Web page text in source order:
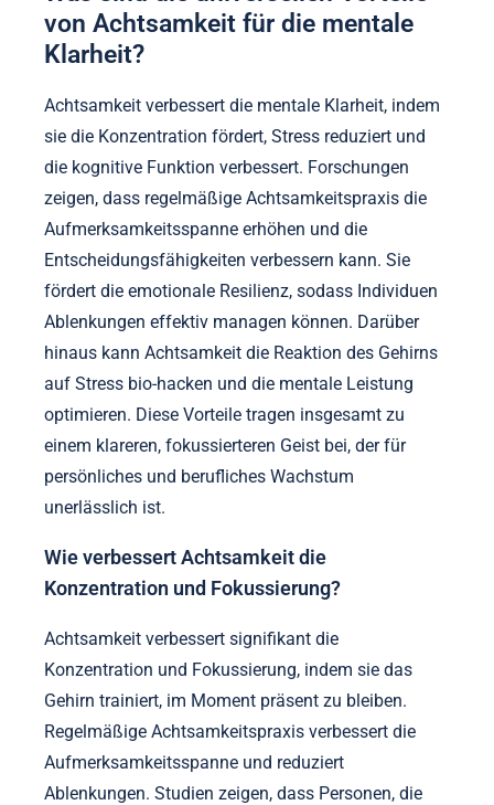
von Achtsamkeit für die mentale
Klarheit?
Achtsamkeit verbessert die mentale Klarheit, indem
sie die Konzentration fördert, Stress reduziert und
die kognitive Funktion verbessert. Forschungen
zeigen, dass regelmäßige Achtsamkeitspraxis die
Aufmerksamkeitsspanne erhöhen und die
Entscheidungsfähigkeiten verbessern kann. Sie
fördert die emotionale Resilienz, sodass Individuen
Ablenkungen effektiv managen können. Darüber
hinaus kann Achtsamkeit die Reaktion des Gehirns
auf Stress bio-hacken und die mentale Leistung
optimieren. Diese Vorteile tragen insgesamt zu
einem klareren, fokussierteren Geist bei, der für
persönliches und berufliches Wachstum
unerlässlich ist.
Wie verbessert Achtsamkeit die
Konzentration und Fokussierung?
Achtsamkeit verbessert signifikant die
Konzentration und Fokussierung, indem sie das
Gehirn trainiert, im Moment präsent zu bleiben.
Regelmäßige Achtsamkeitspraxis verbessert die
Aufmerksamkeitsspanne und reduziert
Ablenkungen. Studien zeigen, dass Personen, die